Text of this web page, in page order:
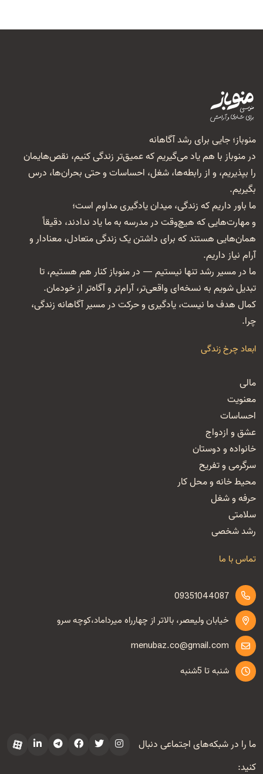
منوباز؛ جایی برای رشد آگاهانه
در منوباز با هم یاد می‌گیریم که عمیق‌تر زندگی کنیم، نقص‌هایمان
را بپذیریم، و از رابطه‌ها، شغل‌، احساسات و حتی بحران‌ها، درس
بگیریم.
ما باور داریم که زندگی، میدان یادگیری مداوم است؛
و مهارت‌هایی که هیچ‌وقت در مدرسه به ما یاد ندادند، دقیقاً
همان‌هایی هستند که برای داشتن یک زندگی متعادل، معنا‌دار و
آرام نیاز داریم.
ما در مسیر رشد تنها نیستیم — در منوباز کنار هم هستیم، تا
تبدیل شویم به نسخه‌ای واقعی‌تر، آرام‌تر و آگاه‌تر از خودمان.
کمال هدف ما نیست، یادگیری و حرکت در مسیر آگاهانه زندگی،
چرا.
ابعاد چرخ زندگی
مالی
معنویت
احساسات
عشق و ازدواج
خانواده و دوستان
سرگرمی و تفریح
محیط خانه و محل کار
حرفه و شغل
سلامتی
رشد شخصی
تماس با ما
09351044087
خیابان ولیعصر، بالاتر از چهارراه میرداماد،کوچه سرو
menubaz.co@gmail.com
شنبه تا 5شنبه
ما را در شبکه‌های اجتماعی دنبال
کنید: